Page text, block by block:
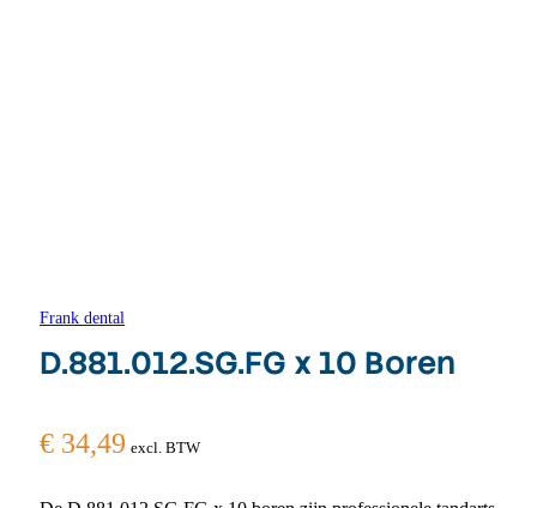
Frank dental
D.881.012.SG.FG x 10 Boren
€ 34,49 excl. BTW